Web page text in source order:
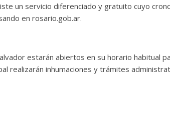
un servicio diferenciado y gratuito cuyo
en rosario.gob.ar.
estarán abiertos en su horario habitual
realizarán inhumaciones y trámites